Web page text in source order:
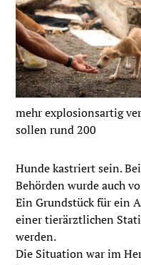
mehr explosionsartig
sollen rund 200
Hunde kastriert sein.
Behörden wurde auch
Ein Grundstück für ein
einer tierärztlichen
werden.
Die Situation war im